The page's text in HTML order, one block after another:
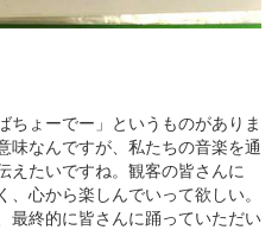
ちょーでー」というものがありま
味なんですが、私たちの音楽を通
えたいですね。観客の皆さんに
心から楽しんでいって欲しい。
最終的に皆さんに踊っていただい